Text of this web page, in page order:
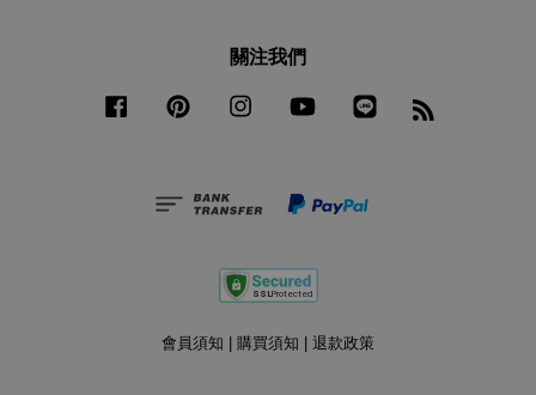
關注我們
Facebook Pinterest Instagram YouTube
會員須知 購買須知 退款政策